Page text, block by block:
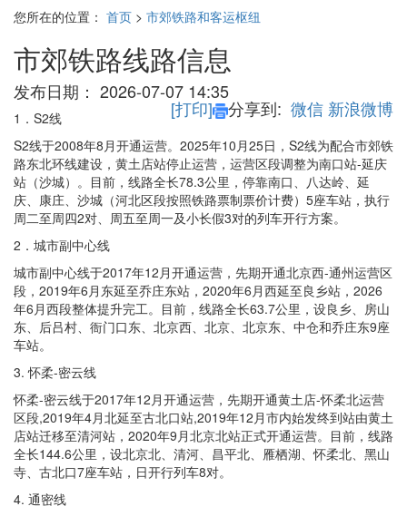
您所在的位置： 首页 > 市郊铁路和客运枢纽
市郊铁路线路信息
发布日期： 2026-07-07 14:35
[打印] 分享到: 微信 新浪微博
1．S2线
S2线于2008年8月开通运营。2025年10月25日，S2线为配合市郊铁
路东北环线建设，黄土店站停止运营，运营区段调整为南口站-延庆
站（沙城）。目前，线路全长78.3公里，停靠南口、八达岭、延
庆、康庄、沙城（河北区段按照铁路票制票价计费）5座车站，执行
周二至周四2对、周五至周一及小长假3对的列车开行方案。
2．城市副中心线
城市副中心线于2017年12月开通运营，先期开通北京西-通州运营区
段，2019年6月东延至乔庄东站，2020年6月西延至良乡站，2026
年6月西段整体提升完工。目前，线路全长63.7公里，设良乡、房山
东、后吕村、衙门口东、北京西、北京、北京东、中仓和乔庄东9座
车站。
3. 怀柔-密云线
怀柔-密云线于2017年12月开通运营，先期开通黄土店-怀柔北运营
区段,2019年4月北延至古北口站,2019年12月市内始发终到站由黄土
店站迁移至清河站，2020年9月北京北站正式开通运营。目前，线路
全长144.6公里，设北京北、清河、昌平北、雁栖湖、怀柔北、黑山
寺、古北口7座车站，日开行列车8对。
4. 通密线